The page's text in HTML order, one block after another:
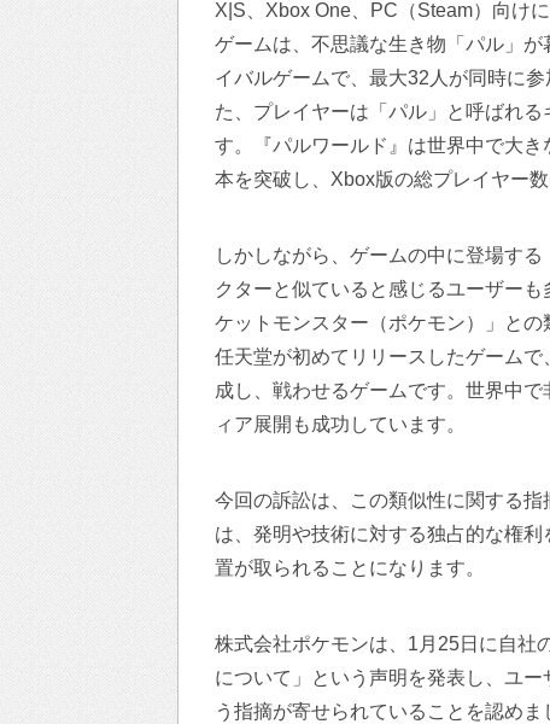
X|S、Xbox One、PC（Steam）向け
ゲームは、不思議な生き物「パル」
イバルゲームで、最大32人が同時に
た、プレイヤーは「パル」と呼ばれ
す。『パルワールド』は世界中で大
本を突破し、Xbox版の総プレイヤー
しかしながら、ゲームの中に登場す
クターと似ていると感じるユーザー
ケットモンスター（ポケモン）」と
任天堂が初めてリリースしたゲーム
成し、戦わせるゲームです。世界中
ィア展開も成功しています。
今回の訴訟は、この類似性に関する
は、発明や技術に対する独占的な権
置が取られることになります。
株式会社ポケモンは、1月25日に自社
について」という声明を発表し、ユ
う指摘が寄せられていることを認め